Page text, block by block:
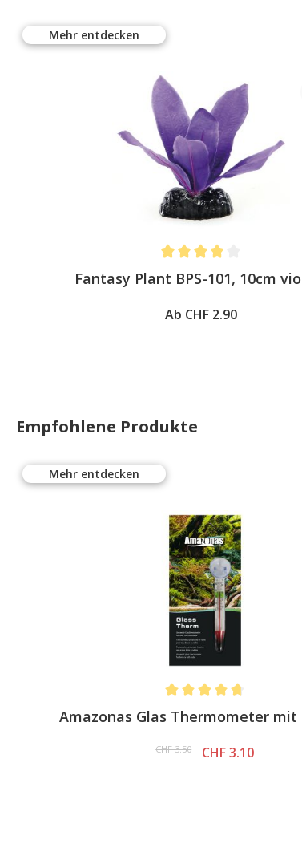
Mehr entdecken
Fantasy Plant BPS-101, 10cm
Ab CHF 2.90
Empfohlene Produkte
Mehr entdecken
Average rating of 4.6 out
Amazonas Glas Thermometer mit
CHF 3.50 CHF 3.10